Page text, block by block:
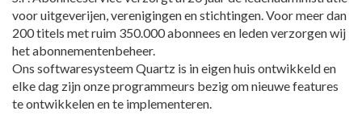
voor uitgeverijen, verenigingen en stichtingen. Voor meer dan
200 titels met ruim 350.000 abonnees en leden verzorgen wij
het abonnementenbeheer.
Ons softwaresysteem Quartz is in eigen huis ontwikkeld en
elke dag zijn onze programmeurs bezig om nieuwe features
te ontwikkelen en te implementeren.